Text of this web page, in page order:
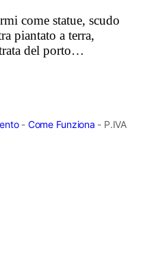
come statue, scudo
piantato a terra,
del porto…
- Come Funziona - P.IVA